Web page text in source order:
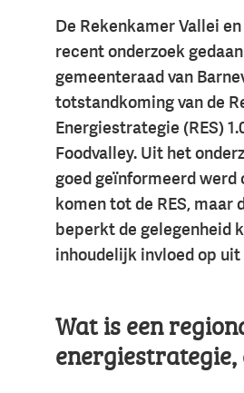
De Rekenkamer Vallei
recent onderzoek
gemeenteraad van
totstandkoming van de
Energiestrategie (RES)
Foodvalley. Uit het
goed geïnformeerd werd
komen tot de RES, maar
beperkt de gelegenheid
inhoudelijk invloed op
Wat is een
energiestrategie,